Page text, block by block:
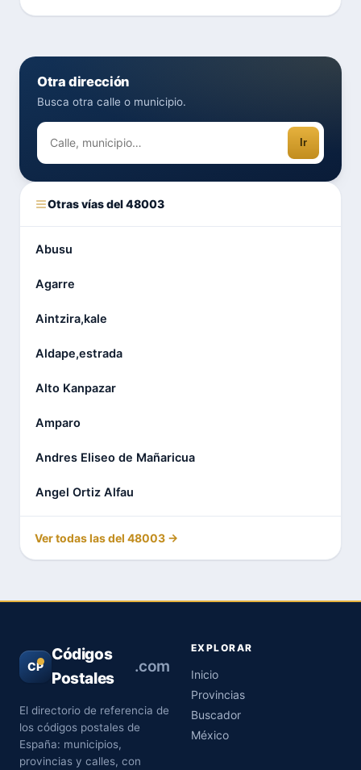
Otra dirección
Busca otra calle o municipio.
Ir
Otras vías del 48003
Abusu
Agarre
Aintzira,kale
Aldape,estrada
Alto Kanpazar
Amparo
Andres Eliseo de Mañaricua
Angel Ortiz Alfau
Ver todas las del 48003 →
CP
Códigos
Postales
.com
El directorio de referencia de
los códigos postales de
España: municipios,
provincias y calles, con
EXPLORAR
Inicio
Provincias
Buscador
México